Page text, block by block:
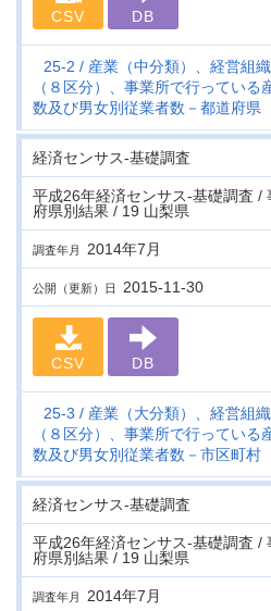
CSV DB
25-2
産業（中分類）、経営組
（８区分）、事業所で行ってい
数及び男女別従業者数－都道府県
経済センサス‐基礎調査
平成26年経済センサス‐基礎調査 /
府県別結果 / 19 山梨県
調査年月 2014年7月
公開（更新）日 2015-11-30
CSV DB
25-3
産業（大分類）、経営組
（８区分）、事業所で行ってい
数及び男女別従業者数－市区町村
経済センサス‐基礎調査
平成26年経済センサス‐基礎調査 /
府県別結果 / 19 山梨県
調査年月 2014年7月